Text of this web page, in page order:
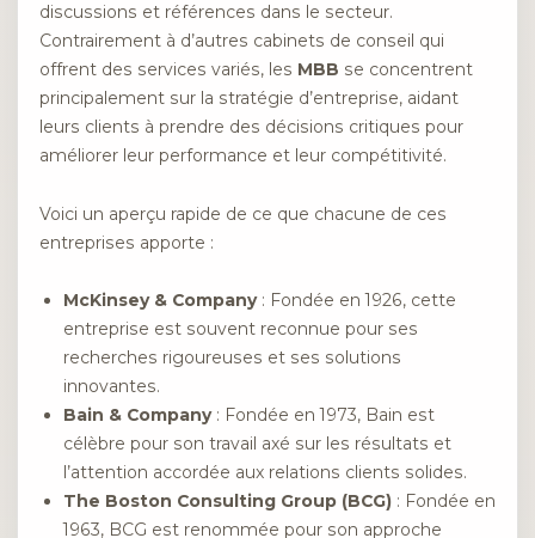
discussions et références dans le secteur.
Contrairement à d’autres cabinets de conseil qui
offrent des services variés, les MBB se concentrent
principalement sur la stratégie d’entreprise, aidant
leurs clients à prendre des décisions critiques pour
améliorer leur performance et leur compétitivité.
Voici un aperçu rapide de ce que chacune de ces
entreprises apporte :
McKinsey & Company: Fondée en 1926, cette
entreprise est souvent reconnue pour ses
recherches rigoureuses et ses solutions
innovantes.
Bain & Company: Fondée en 1973, Bain est
célèbre pour son travail axé sur les résultats et
l’attention accordée aux relations clients solides.
The Boston Consulting Group (BCG) : Fondée en
1963, BCG est renommée pour son approche